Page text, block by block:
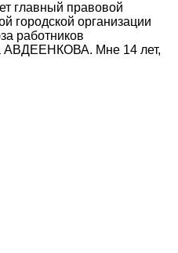
главный правовой
городской организации
работников
АВДЕЕНКОВА. Мне 14 лет,